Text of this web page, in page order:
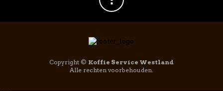
Copyright © Koffie Service Westland
Alle rechten voorbehouden.